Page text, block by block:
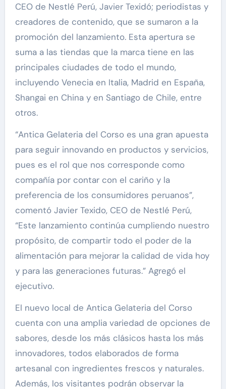
CEO de Nestlé Perú, Javier Texidó; periodistas y
creadores de contenido, que se sumaron a la
promoción del lanzamiento. Esta apertura se
suma a las tiendas que la marca tiene en las
principales ciudades de todo el mundo,
incluyendo Venecia en Italia, Madrid en España,
Shangai en China y en Santiago de Chile, entre
otros.
“Antica Gelateria del Corso es una gran apuesta
para seguir innovando en productos y servicios,
pues es el rol que nos corresponde como
compañía por contar con el cariño y la
preferencia de los consumidores peruanos”,
comentó Javier Texido, CEO de Nestlé Perú,
“Este lanzamiento continúa cumpliendo nuestro
propósito, de compartir todo el poder de la
alimentación para mejorar la calidad de vida hoy
y para las generaciones futuras.” Agregó el
ejecutivo.
El nuevo local de Antica Gelateria del Corso
cuenta con una amplia variedad de opciones de
sabores, desde los más clásicos hasta los más
innovadores, todos elaborados de forma
artesanal con ingredientes frescos y naturales.
Además, los visitantes podrán observar la